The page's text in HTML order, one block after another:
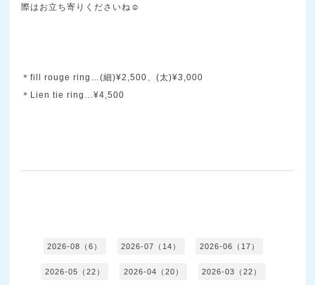
際はお立ち寄りくださいね☺️
＊fill rouge ring…(細)¥2,500、(太)¥3,000
＊Lien tie ring…¥4,500
2026-08（6） 2026-07（14） 2026-06（17）
2026-05（22） 2026-04（20） 2026-03（22）